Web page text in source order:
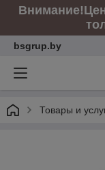
bsgrup.by
Товары и